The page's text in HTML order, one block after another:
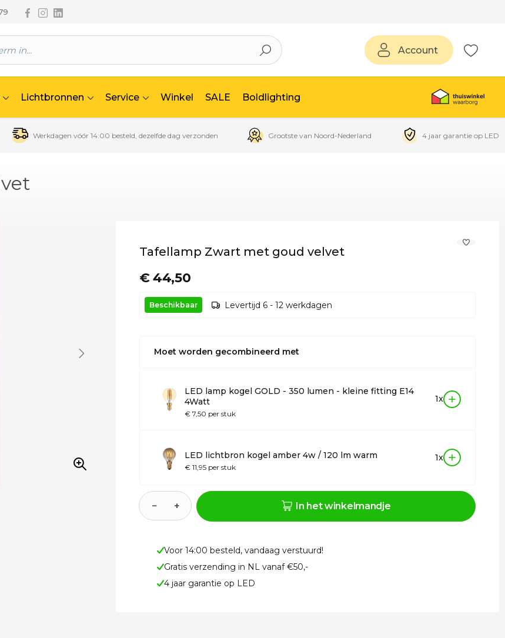
Volg ons via Facebook
Volg ons via Instagram
Volg ons via Linkedin
Account
Lichtbronnen Service Winkel SALE Boldlighting
Werkdagen vóór 14:00 besteld, dezelfde dag verzonden Grootste van Noord-Nederland 4 jaar garantie op LED
Tafellamp Zwart met goud velvet
€ 44,50
Beschikbaar Levertijd 6 - 12 werkdagen
Moet worden gecombineerd met
LED lamp kogel GOLD - 350 lumen - kleine fitting E14
4Watt
€ 7,50 per stuk
1x
LED lichtbron kogel amber 4w / 120 lm warm
€ 11,95 per stuk
1x
− + In het winkelmandje
Voor 14:00 besteld, vandaag verstuurd!
Gratis verzending in NL vanaf €50,-
4 jaar garantie op LED